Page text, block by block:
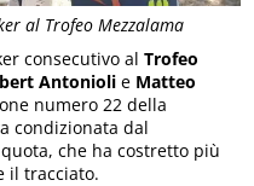
al Trofeo Mezzalama
consecutivo alTrofeo
Antonioli e Matteo
numero 22 della
condizionata dal
che ha costretto più
il tracciato.